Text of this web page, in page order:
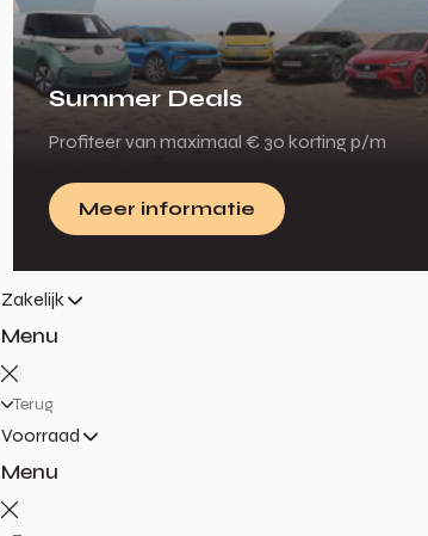
Summer Deals
Profiteer van maximaal € 30 korting p/m
Meer informatie
Zakelijk
Menu
Terug
Voorraad
Menu